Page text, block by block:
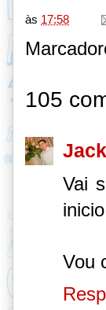
às 17:58
105
Vai
Vou